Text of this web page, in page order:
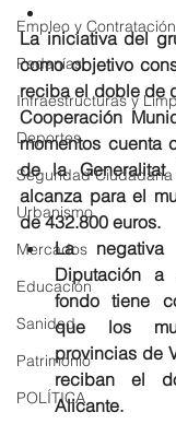
Empleo y Contratación
Pedanías
Infraestructuras y
Deportes
Seguridad Ciudadana
Urbanismo
Mercados
Educación
Sanidad
Patrimonio
POLÍTICA
La iniciativa del
como objetivo
reciba el doble de
Cooperación
momentos cuenta
de la Generalitat
alcanza para el
de 432.800 euros.
La
Diputación a
fondo tiene
que los
provincias de
reciban el
Alicante.